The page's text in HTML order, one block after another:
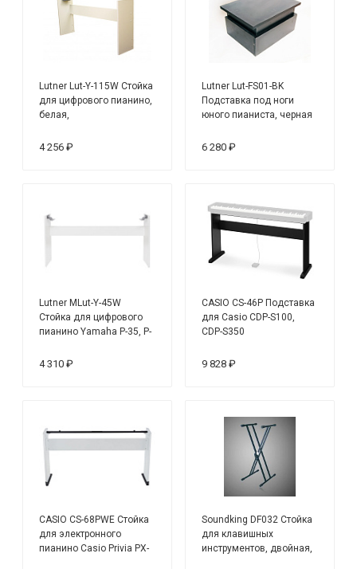
Lutner Lut-Y-115W Стойка
для цифрового пианино,
белая,
4 256 ₽
Lutner Lut-FS01-BK
Подставка под ноги
юного пианиста, черная
6 280 ₽
Lutner MLut-Y-45W
Стойка для цифрового
пианино Yamaha P-35, P-
115, белая
4 310 ₽
CASIO CS-46P Подставка
для Casio CDP-S100,
CDP-S350
9 828 ₽
CASIO CS-68PWE Стойка
для электронного
пианино Casio Privia PX-
Soundking DF032 Стойка
для клавишных
инструментов, двойная,